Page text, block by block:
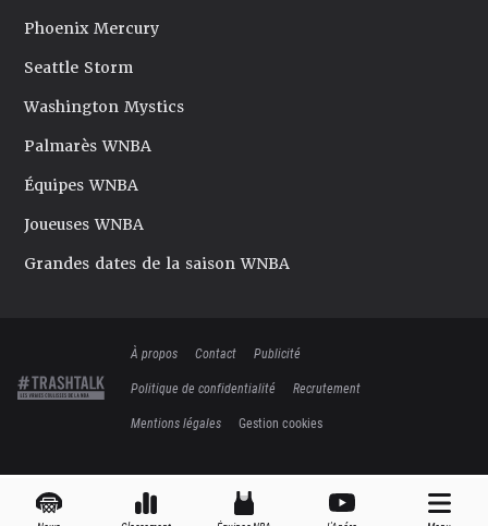
Phoenix Mercury
Seattle Storm
Washington Mystics
Palmarès WNBA
Équipes WNBA
Joueuses WNBA
Grandes dates de la saison WNBA
À propos Contact
Publicité
Politique de confidentialité
Recrutement
Mentions légales
Gestion cookies